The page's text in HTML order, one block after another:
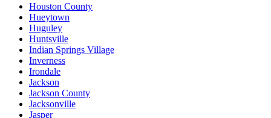
Houston County
Hueytown
Huguley
Huntsville
Indian Springs Village
Inverness
Irondale
Jackson
Jackson County
Jacksonville
Jasper